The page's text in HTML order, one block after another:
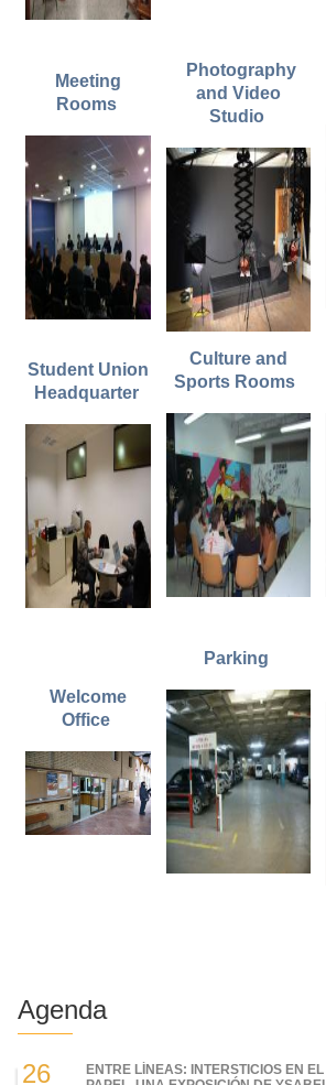
Meeting
Rooms
Photography
and Video
Studio
Student Union
Headquarter
Culture and
Sports Rooms
Welcome
Office
Parking
Agenda
26
ENTRE LÍNEAS: INTERSTICIOS EN EL